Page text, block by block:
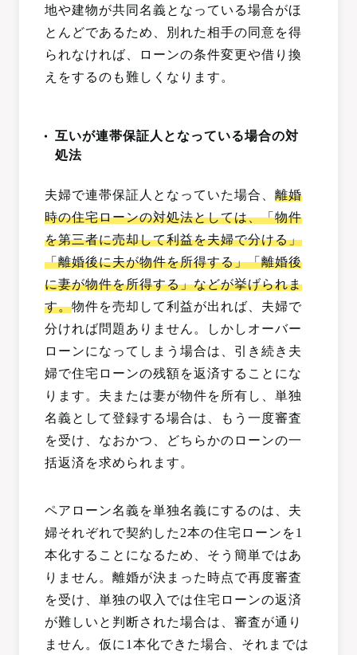
地や建物が共同名義となっている場合がほ
とんどであるため、別れた相手の同意を得
られなければ、ローンの条件変更や借り換
えをするのも難しくなります。
互いが連帯保証人となっている場合の対
処法
夫婦で連帯保証人となっていた場合、離婚
時の住宅ローンの対処法としては、「物件
を第三者に売却して利益を夫婦で分ける」
「離婚後に夫が物件を所得する」「離婚後
に妻が物件を所得する」などが挙げられま
す。物件を売却して利益が出れば、夫婦で
分ければ問題ありません。しかしオーバー
ローンになってしまう場合は、引き続き夫
婦で住宅ローンの残額を返済することにな
ります。夫または妻が物件を所有し、単独
名義として登録する場合は、もう一度審査
を受け、なおかつ、どちらかのローンの一
括返済を求められます。
ペアローン名義を単独名義にするのは、夫
婦それぞれで契約した2本の住宅ローンを1
本化することになるため、そう簡単ではあ
りません。離婚が決まった時点で再度審査
を受け、単独の収入では住宅ローンの返済
が難しいと判断された場合は、審査が通り
ません。仮に1本化できた場合、それまでは